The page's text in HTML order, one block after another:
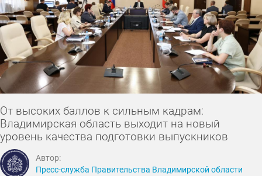
От высоких баллов к сильным кадрам:
Владимирская область выходит на новый
уровень качества подготовки выпускников
Автор:
Пресс-служба Правительства Владимирской области